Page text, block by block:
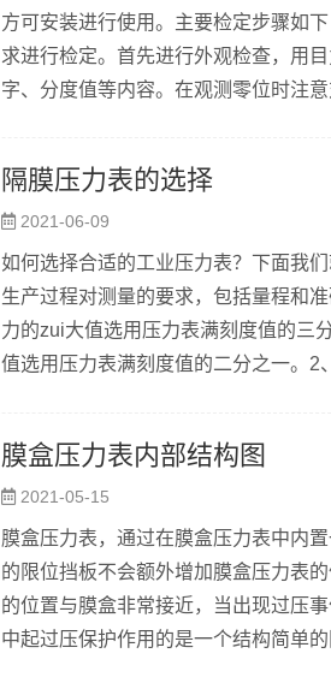
方可安装进行使用。主要检定步骤如
求进行检定。首先进行外观检查，用
字、分度值等内容。在观测零位时注
能准确反映出被检表的实际值。2、
密压力表和真空表，辅助设备是压力
隔膜压力表的选择
2021-06-09
如何选择合适的工业压力表？下面我
生产过程对测量的要求，包括量程和
力的zui大值选用压力表满刻度值的三
值选用压力表满刻度值的二分之一。2
有“禁油”标志，专用于特殊介质的耐
员的观测。根据检测仪表所处位置和
膜盒压力表内部结构图
2021-05-15
膜盒压力表，通过在膜盒压力表中内
的限位挡板不会额外增加膜盒压力表
的位置与膜盒非常接近，当出现过压
中起过压保护作用的是一个结构简单